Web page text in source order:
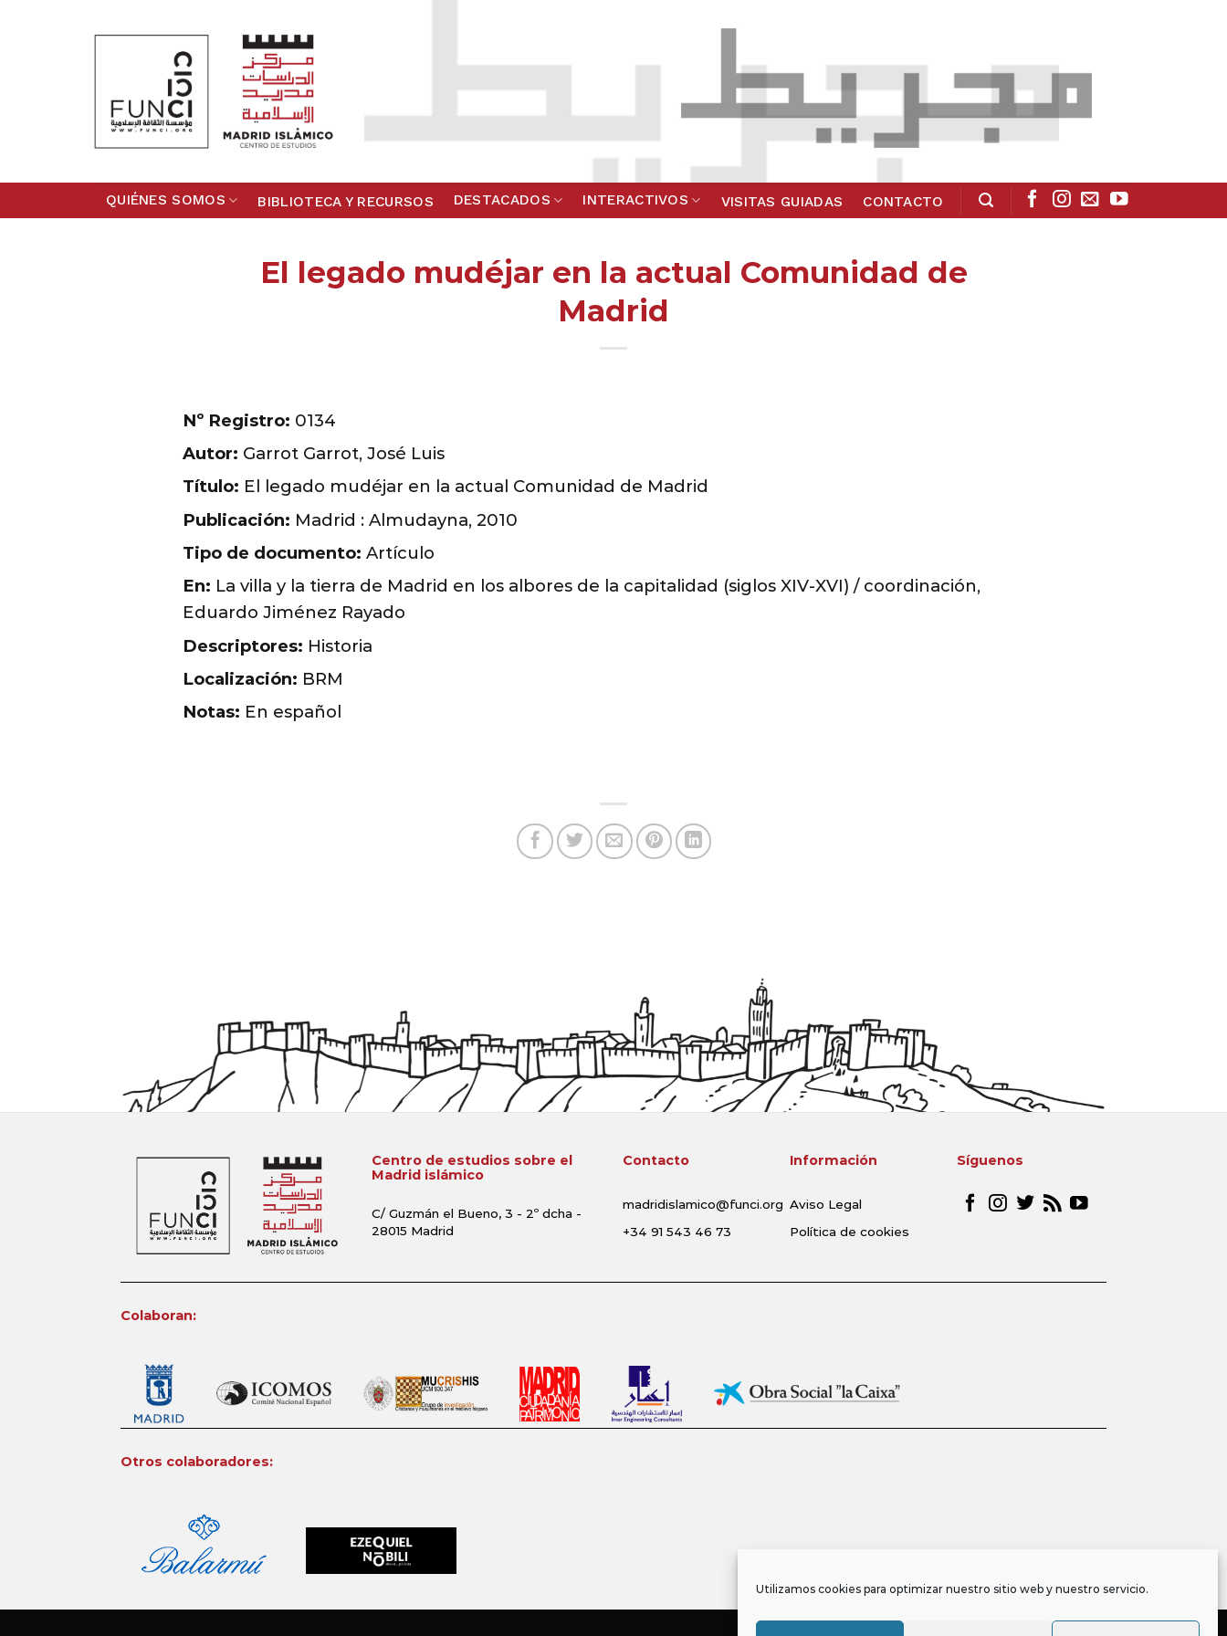
Utilizamos cookies para optimizar nuestro sitio web y nuestro servicio.
QUIÉNES SOMOS BIBLIOTECA Y RECURSOS DESTACADOS INTERACTIVOS VISITAS GUIADAS CONTACTO
El legado mudéjar en la actual Comunidad de
Madrid
Nº Registro: 0134
Autor: Garrot Garrot, José Luis
Título: El legado mudéjar en la actual Comunidad de Madrid
Publicación: Madrid : Almudayna, 2010
Tipo de documento: Artículo
En: La villa y la tierra de Madrid en los albores de la capitalidad (siglos XIV-XVI) / coordinación,
Eduardo Jiménez Rayado
Descriptores: Historia
Localización: BRM
Notas: En español
Centro de estudios sobre el
Madrid islámico
C/ Guzmán el Bueno, 3 - 2º dcha -
28015 Madrid
Contacto
madridislamico@funci.org
+34 91 543 46 73
Información
Aviso Legal
Política de cookies
Síguenos
Colaboran:
Otros colaboradores: